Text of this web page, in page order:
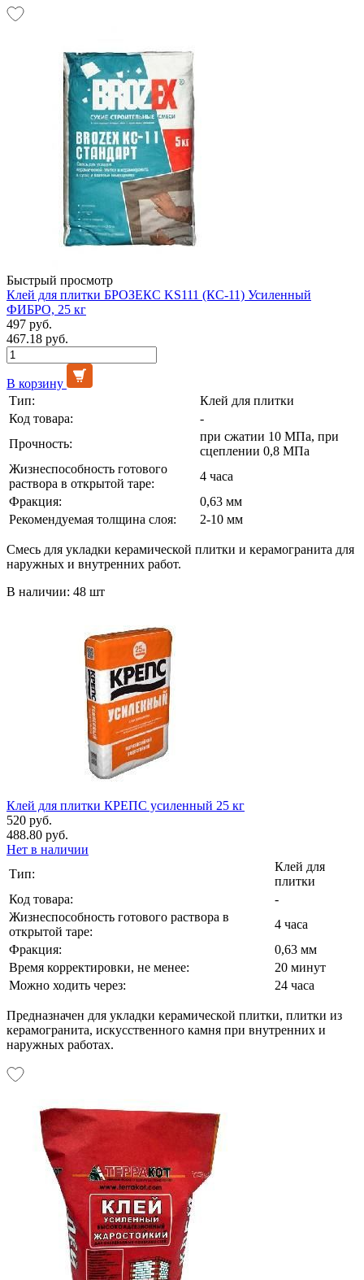
Быстрый просмотр
Клей для плитки БРОЗЕКС KS111 (КС-11) Усиленный
ФИБРО, 25 кг
497 руб.
467.18 руб.
В корзину
Тип:
Клей для плитки
Код товара:
-
Прочность:
при сжатии 10 МПа, при
сцеплении 0,8 МПа
Жизнеспособность готового
раствора в открытой таре:
4 часа
Фракция:
0,63 мм
Рекомендуемая толщина слоя:
2-10 мм
Смесь для укладки керамической плитки и керамогранита для
наружных и внутренних работ.
В наличии: 48 шт
Клей для плитки КРЕПС усиленный 25 кг
520 руб.
488.80 руб.
Нет в наличии
Тип:
Клей для
плитки
Код товара:
-
Жизнеспособность готового раствора в
открытой таре:
4 часа
Фракция:
0,63 мм
Время корректировки, не менее:
20 минут
Можно ходить через:
24 часа
Предназначен для укладки керамической плитки, плитки из
керамогранита, искусственного камня при внутренних и
наружных работах.